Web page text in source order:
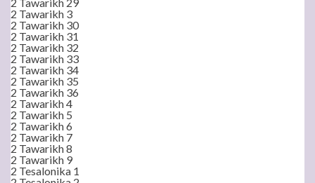
2 Tawarikh 3
2 Tawarikh 30
2 Tawarikh 31
2 Tawarikh 32
2 Tawarikh 33
2 Tawarikh 34
2 Tawarikh 35
2 Tawarikh 36
2 Tawarikh 4
2 Tawarikh 5
2 Tawarikh 6
2 Tawarikh 7
2 Tawarikh 8
2 Tawarikh 9
2 Tesalonika 1